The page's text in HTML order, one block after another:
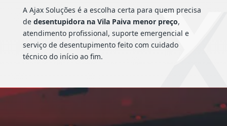
A Ajax Soluções é a escolha certa para quem precisa
de desentupidora na Vila Paiva menor preço,
atendimento profissional, suporte emergencial e
serviço de desentupimento feito com cuidado
técnico do início ao fim.